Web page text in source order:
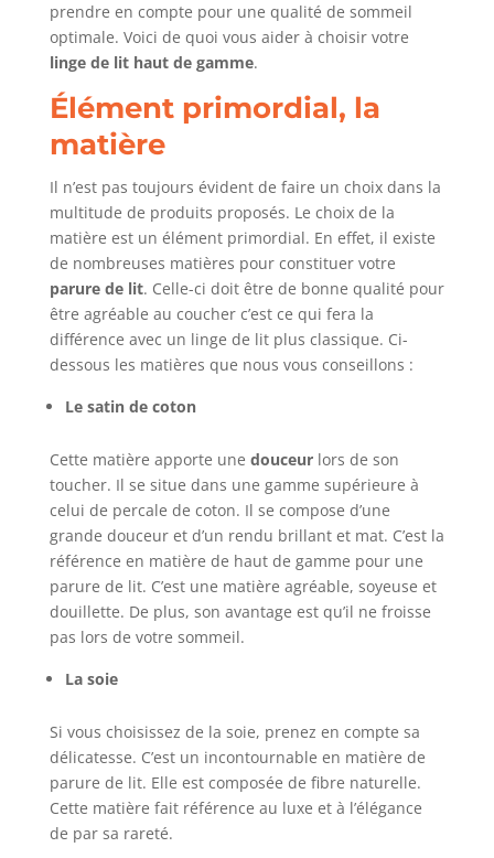
prendre en compte pour une qualité de sommeil
optimale. Voici de quoi vous aider à choisir votre
linge de lit haut de gamme.
Élément primordial, la
matière
Il n’est pas toujours évident de faire un choix dans la
multitude de produits proposés. Le choix de la
matière est un élément primordial. En effet, il existe
de nombreuses matières pour constituer votre
parure de lit. Celle-ci doit être de bonne qualité pour
être agréable au coucher c’est ce qui fera la
différence avec un linge de lit plus classique. Ci-
dessous les matières que nous vous conseillons :
Le satin de coton
Cette matière apporte une douceur lors de son
toucher. Il se situe dans une gamme supérieure à
celui de percale de coton. Il se compose d’une
grande douceur et d’un rendu brillant et mat. C’est la
référence en matière de haut de gamme pour une
parure de lit. C’est une matière agréable, soyeuse et
douillette. De plus, son avantage est qu’il ne froisse
pas lors de votre sommeil.
La soie
Si vous choisissez de la soie, prenez en compte sa
délicatesse. C’est un incontournable en matière de
parure de lit. Elle est composée de fibre naturelle.
Cette matière fait référence au luxe et à l’élégance
de par sa rareté.